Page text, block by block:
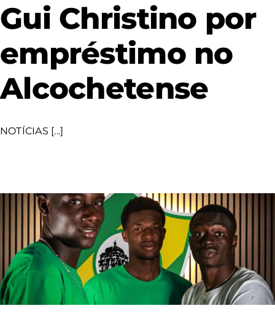
Gui Christino por
empréstimo no
Alcochetense
NOTÍCIAS [...]